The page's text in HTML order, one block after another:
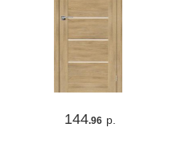
144.96 р.